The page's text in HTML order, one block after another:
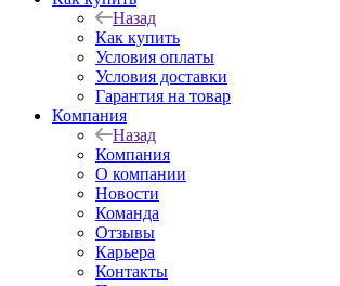
Назад
Как купить
Условия оплаты
Условия доставки
Гарантия на товар
Компания
Назад
Компания
О компании
Новости
Команда
Отзывы
Карьера
Контакты